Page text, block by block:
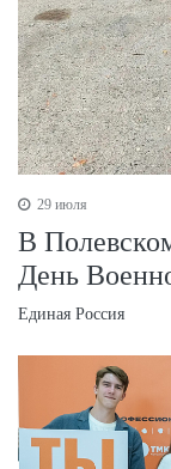
29 июля
В
День
Единая Россия